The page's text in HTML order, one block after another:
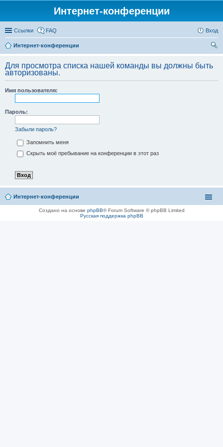
Интернет-конференции
Ссылки FAQ Вход
Интернет-конференции
ск
Для просмотра списка нашей команды вы должны быть
авторизованы.
Имя пользователя:
Пароль:
Забыли пароль?
Запомнить меня
Скрыть моё пребывание на конференции в этот раз
Интернет-конференции
Создано на основе phpBB® Forum Software © phpBB Limited
Русская поддержка phpBB